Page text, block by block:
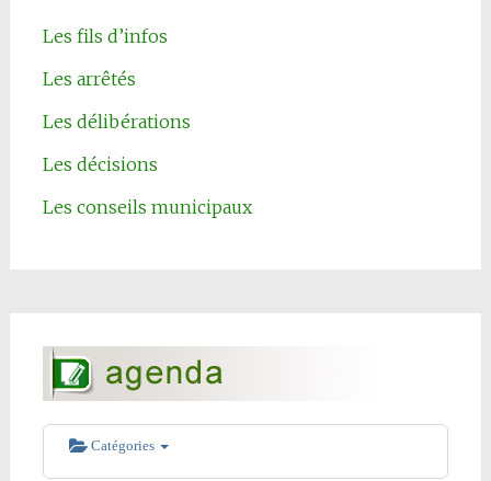
Les fils d’infos
Les arrêtés
Les délibérations
Les décisions
Les conseils municipaux
Catégories